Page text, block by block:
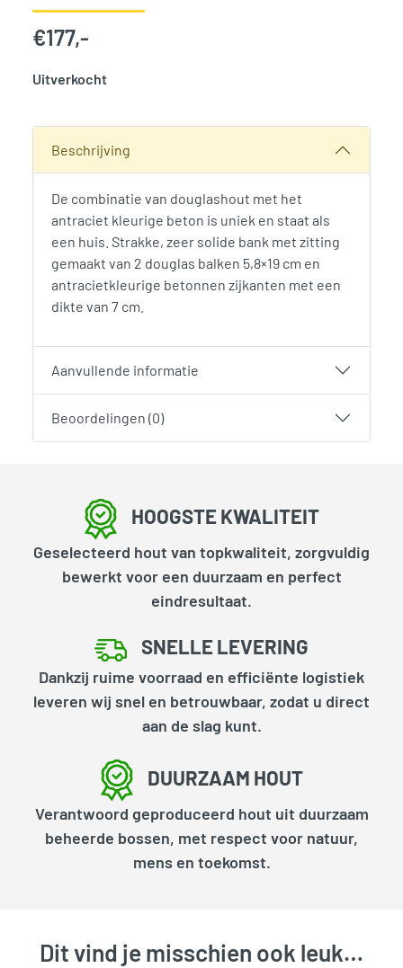
€177,-
Uitverkocht
Beschrijving
De combinatie van douglashout met het
antraciet kleurige beton is uniek en staat als
een huis. Strakke, zeer solide bank met zitting
gemaakt van 2 douglas balken 5,8×19 cm en
antracietkleurige betonnen zijkanten met een
dikte van 7 cm.
Aanvullende informatie
Beoordelingen (0)
HOOGSTE KWALITEIT
Geselecteerd hout van topkwaliteit, zorgvuldig
bewerkt voor een duurzaam en perfect
eindresultaat.
SNELLE LEVERING
Dankzij ruime voorraad en efficiënte logistiek
leveren wij snel en betrouwbaar, zodat u direct
aan de slag kunt.
DUURZAAM HOUT
Verantwoord geproduceerd hout uit duurzaam
beheerde bossen, met respect voor natuur,
mens en toekomst.
Dit vind je misschien ook leuk…